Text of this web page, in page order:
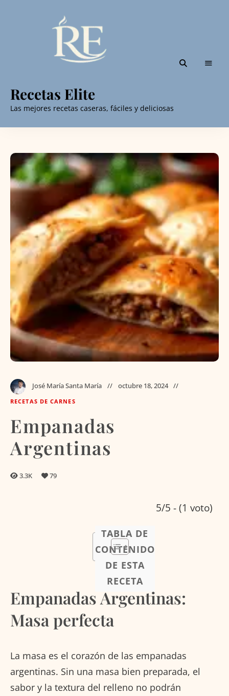
Recetas Elite
Las mejores recetas caseras, fáciles y deliciosas
José María Santa María octubre 18, 2024
RECETAS DE CARNES
Empanadas
Argentinas
3.3K 79
5/5 - (1 voto)
TABLA DE
CONTENIDO
DE ESTA
RECETA
Empanadas Argentinas:
Masa perfecta
La masa es el corazón de las empanadas
argentinas. Sin una masa bien preparada, el
sabor y la textura del relleno no podrán